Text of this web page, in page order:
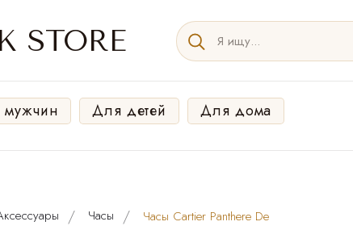
STORE
Для детей Для дома
Часы Часы Cartier Panthere De